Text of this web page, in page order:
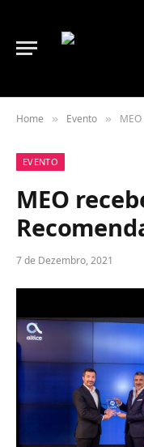
Home » Evento »
EVENTO
MEO
7 de Dezembro, 2021